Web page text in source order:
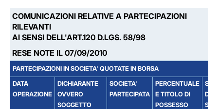
COMUNICAZIONI RELATIVE A PARTECIPAZIONI
RILEVANTI
AI SENSI DELL'ART.120 D.LGS. 58/98
RESE NOTE IL 07/09/2010
PARTECIPAZIONI IN SOCIETA' QUOTATE IN BORSA
DATA
OPERAZIONE
DICHIARANTE
OVVERO
SOGGETTO
SOCIETA'
PARTECIPATA
PERCENTUALE
E TITOLO DI
POSSESSO
DAL